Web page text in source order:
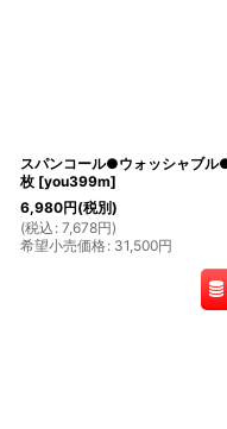
スパンコール●ウォッシャ
枚 [you399m]
6,980円(税別)
(税込 : 7,678円)
希望小売価格: 31,500円